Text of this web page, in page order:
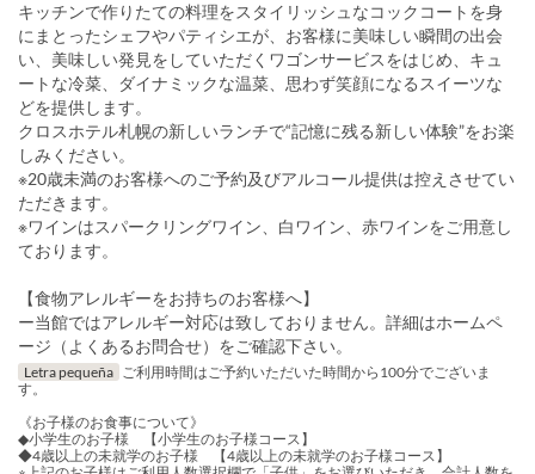
キッチンで作りたての料理をスタイリッシュなコックコートを身
にまとったシェフやパティシエが、お客様に美味しい瞬間の出会
い、美味しい発見をしていただくワゴンサービスをはじめ、キュ
ートな冷菜、ダイナミックな温菜、思わず笑顔になるスイーツな
どを提供します。
クロスホテル札幌の新しいランチで“記憶に残る新しい体験”をお楽
しみください。
※20歳未満のお客様へのご予約及びアルコール提供は控えさせてい
ただきます。
※ワインはスパークリングワイン、白ワイン、赤ワインをご用意し
ております。
【食物アレルギーをお持ちのお客様へ】
ー当館ではアレルギー対応は致しておりません。詳細はホームペ
ージ（よくあるお問合せ）をご確認下さい。
Letra pequeña ご利用時間はご予約いただいた時間から100分でございま
す。
《お子様のお食事について》
◆小学生のお子様 【小学生のお子様コース】
◆4歳以上の未就学のお子様 【4歳以上の未就学のお子様コース】